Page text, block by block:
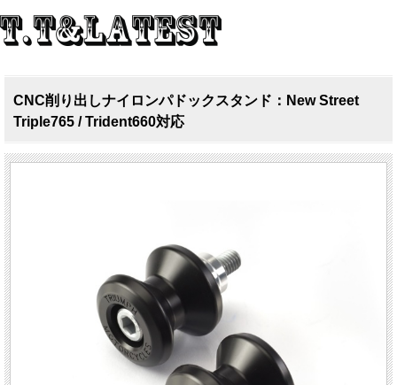
CNC削り出しナイロンパドックスタンド：New Street
Triple765 / Trident660対応